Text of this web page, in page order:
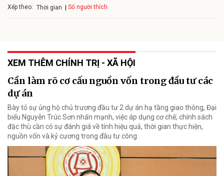
Xếp theo: Thời gian Số người thích
XEM THÊM CHÍNH TRỊ - XÃ HỘI
Cần làm rõ cơ cấu nguồn vốn trong đầu tư các
dự án
Bày tỏ sự ủng hộ chủ trương đầu tư 2 dự án hạ tầng giao thông, Đại
biểu Nguyễn Trúc Sơn nhấn mạnh, việc áp dụng cơ chế, chính sách
đặc thù cần có sự đánh giá về tính hiệu quả, thời gian thực hiện,
nguồn vốn và kỷ cương trong đầu tư công.